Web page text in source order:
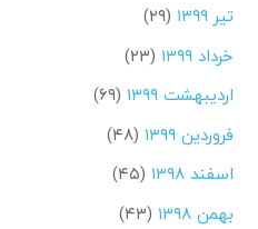
تیر ۱۳۹۹
(۲۹)
خرداد ۱۳۹۹
(۲۳)
اردیبهشت ۱۳۹۹
(۶۹)
فروردین ۱۳۹۹
(۴۸)
اسفند ۱۳۹۸
(۴۵)
بهمن ۱۳۹۸
(۴۳)